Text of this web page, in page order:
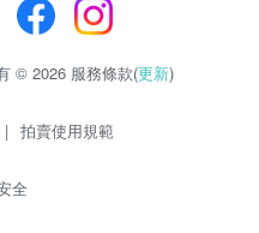
© 2026 服務條款(更新)
| 拍賣使用規範
全